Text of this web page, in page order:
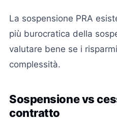
La sospensione PRA
più burocratica della
valutare bene se i
complessità.
Sospensione vs
contratto